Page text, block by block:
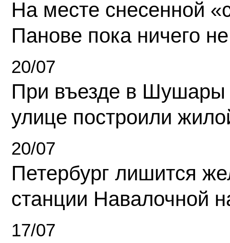
На месте снесенной
Панове пока ничего
20/07
При въезде в Шушары
улице построили
20/07
Петербург лишится
станции Навалочной
17/07